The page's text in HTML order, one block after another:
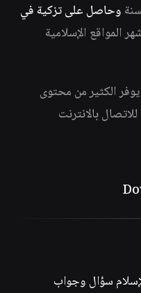
وحاصل على تزكية في
المواقع الإسلامية
يوفر الكثير من محتوى
بالانترنت
سؤال وجواب